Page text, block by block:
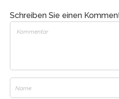
Schreiben Sie einen